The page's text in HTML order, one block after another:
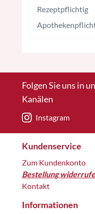
Rezeptpflichtig
Folgen Sie uns in
Kanälen
Instagram
Kundenservice
Zum Kundenkonto
Bestellung
Kontakt
Informationen